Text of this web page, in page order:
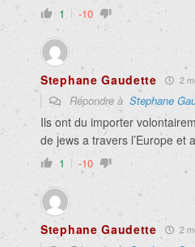
1 -10
Stephane Gaudette 2
Répondre à Stephane
Ils ont du importer
de jews a travers l’Europe et
1 -10
Stephane Gaudette 2